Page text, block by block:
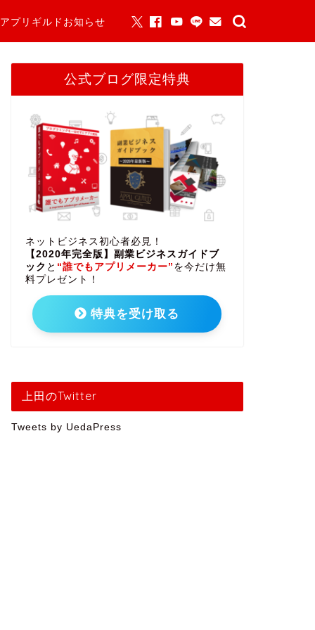
アプリギルドお知らせ
公式ブログ限定特典
ネットビジネス初心者必見！
【2020年完全版】副業ビジネスガイドブ
ック と “誰でもアプリメーカー” を今だけ無
料プレゼント！
特典を受け取る
上田のTwitter
Tweets by UedaPress